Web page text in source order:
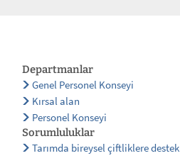
Departmanlar
Genel Personel Konseyi
Kırsal alan
Personel Konseyi
Sorumluluklar
Tarımda bireysel çiftliklere destek